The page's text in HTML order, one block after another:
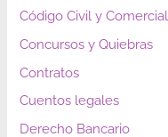
Código Civil y Comercial
Concursos y Quiebras
Contratos
Cuentos legales
Derecho Bancario